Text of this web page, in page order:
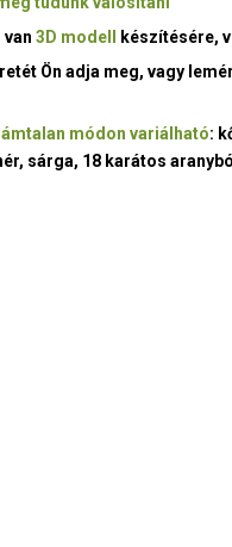
van3D modell
készítésére,
Ön adja meg, vagy
módon variálható:
sárga, 18 karátos